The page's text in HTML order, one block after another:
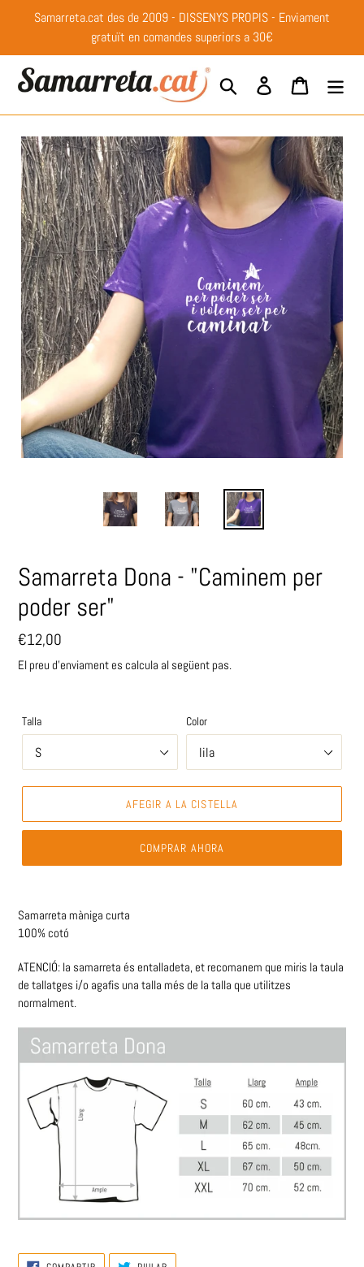
directament
contingut
Samarreta.cat des de 2009 - DISSENYS PROPIS - Enviament
gratuït en comandes superiors a 30€
Buscar Entrar Cistella
Samarreta Dona - "Caminem per
poder ser"
Preu
habitual
€12,00
El preu d'enviament es calcula al següent pas.
Talla Color
AFEGIR A LA CISTELLA
COMPRAR AHORA
Samarreta màniga curta
100% cotó
ATENCIÓ: la samarreta és entalladeta, et recomanem que miris la taula
de tallatges i/o agafis una talla més de la talla que utilitzes
normalment.
COMPARTIR